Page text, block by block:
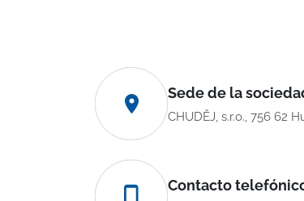
Sede de la
CHUDĚJ, s.r.o., 756 62
Contacto